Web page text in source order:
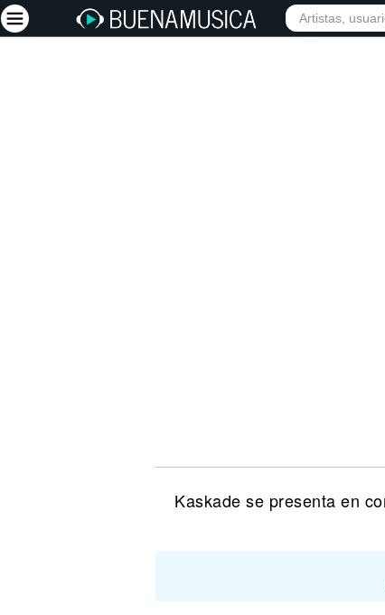
INICIO
Kaskade se presenta en